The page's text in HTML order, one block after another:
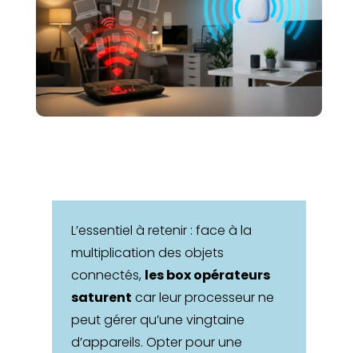
L’essentiel à retenir : face à la
multiplication des objets
connectés, les box opérateurs
saturent car leur processeur ne
peut gérer qu’une vingtaine
d’appareils. Opter pour une